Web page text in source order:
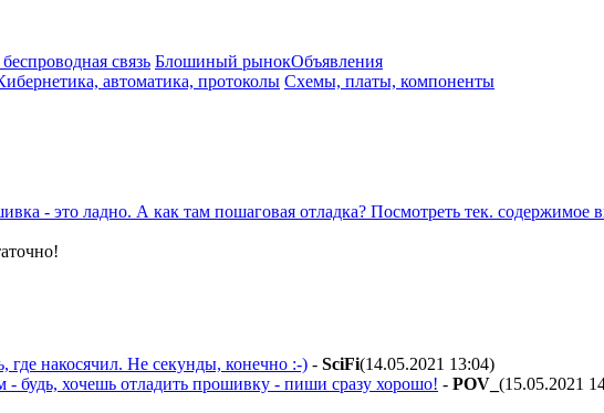
связь Блошиный рынокОбъявления
автоматика, протоколы Схемы, платы, компоненты
- это ладно. А как там пошаговая отладка? Посмотреть тек. содержимое
накосячил. Не секунды, конечно :-) - SciFi(14.05.2021 13:04)
будь, хочешь отладить прошивку - пиши сразу хорошо! - POV_ (15.05.2021